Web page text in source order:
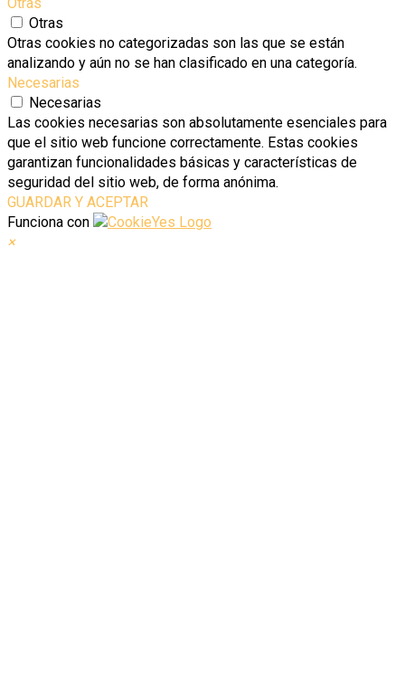
Otras
Otras cookies no categorizadas son las que se están
analizando y aún no se han clasificado en una categoría.
Necesarias
Necesarias
Las cookies necesarias son absolutamente esenciales para
que el sitio web funcione correctamente. Estas cookies
garantizan funcionalidades básicas y características de
seguridad del sitio web, de forma anónima.
GUARDAR Y ACEPTAR
Funciona con
×